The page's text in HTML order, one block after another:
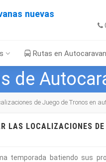
nuevas
Rutas en
de
de Juego de Tronos en
LAS LOCALIZACIONES
temporada batiendo sus